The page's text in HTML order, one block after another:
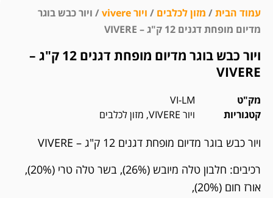
עמוד הבית/ מזון לכלבים / ויור vivere
/ ויור כבש בוגר
מדיום מופחת דגנים 12 ק"ג – VIVERE
ויור כבש בוגר מדיום מופחת דגנים 12 ק"ג –
VIVERE
מק"ט
VI-LM
קטגוריות
ויור VIVERE , מזון לכלבים
ויור כבש בוגר מדיום מופחת דגנים 12 ק"ג – VIVERE
רכיבים: חלבון טלה מיובש (26%), בשר טלה טרי (20%),
אורז חום (20%),